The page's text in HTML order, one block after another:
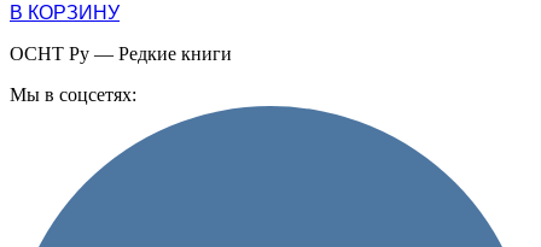
В КОРЗИНУ
ОСНТ Ру — Редкие книги
Мы в соцсетях: